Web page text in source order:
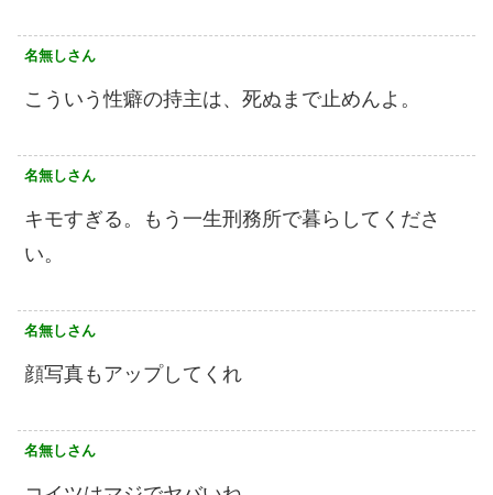
名無しさん
こういう性癖の持主は、死ぬまで止めんよ。
名無しさん
キモすぎる。もう一生刑務所で暮らしてくださ
い。
名無しさん
顔写真もアップしてくれ
名無しさん